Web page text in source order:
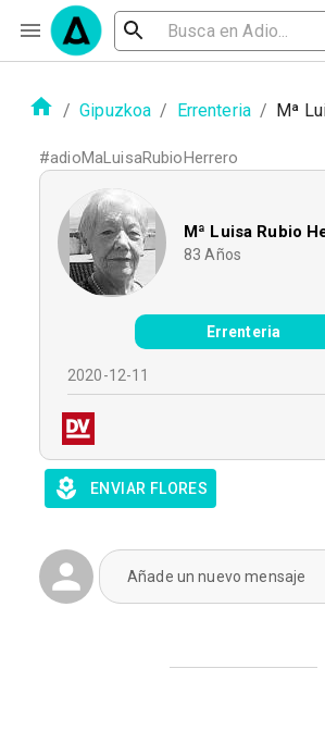
/ Gipuzkoa / Errenteria / Mª
#adioMaLuisaRubioHerrero
Mª Luisa Rubio
83 Años
Errenteria
2020-12-11
ENVIAR FLORES
Añade un nuevo mensaje